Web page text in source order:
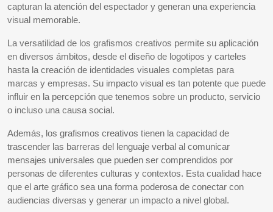
capturan la atención del espectador y generan una experiencia
visual memorable.
La versatilidad de los grafismos creativos permite su aplicación
en diversos ámbitos, desde el diseño de logotipos y carteles
hasta la creación de identidades visuales completas para
marcas y empresas. Su impacto visual es tan potente que puede
influir en la percepción que tenemos sobre un producto, servicio
o incluso una causa social.
Además, los grafismos creativos tienen la capacidad de
trascender las barreras del lenguaje verbal al comunicar
mensajes universales que pueden ser comprendidos por
personas de diferentes culturas y contextos. Esta cualidad hace
que el arte gráfico sea una forma poderosa de conectar con
audiencias diversas y generar un impacto a nivel global.